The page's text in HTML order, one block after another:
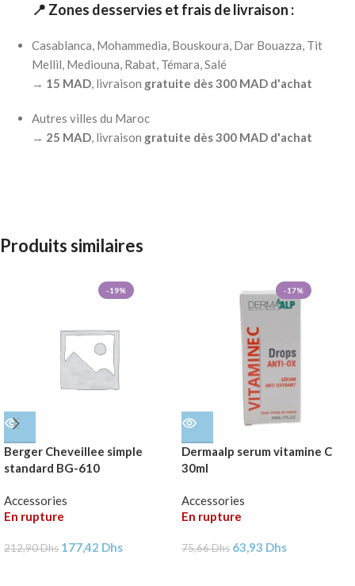
📍 Zones desservies et frais de livraison :
Casablanca, Mohammedia, Bouskoura, Dar Bouazza, Tit
Mellil, Mediouna, Rabat, Témara, Salé
→ 15 MAD, livraison gratuite dès 300 MAD d'achat
Autres villes du Maroc
→ 25 MAD, livraison gratuite dès 300 MAD d'achat
Produits similaires
-19%
Berger Cheveillee simple
standard BG-610
Accessories
En rupture
212,90Dhs 177,42 Dhs
-17%
Dermaalp serum vitamine C
30ml
Accessories
En rupture
75,66Dhs 63,93 Dhs